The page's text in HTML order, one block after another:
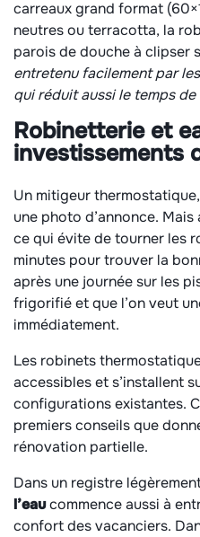
carreaux grand format
neutres ou terracotta, la
parois de douche à clipser
entretenu facilement par
qui réduit aussi le temps
Robinetterie et
investissements
Un mitigeur
une photo d’annonce. Mais
ce qui évite de tourner les
minutes pour trouver la
après une journée sur les
frigorifié et que l’on veut
immédiatement.
Les robinets
accessibles et s’installent
configurations existantes.
premiers conseils que
rénovation partielle.
Dans un registre
l’eaucommence aussi à
confort des vacanciers.